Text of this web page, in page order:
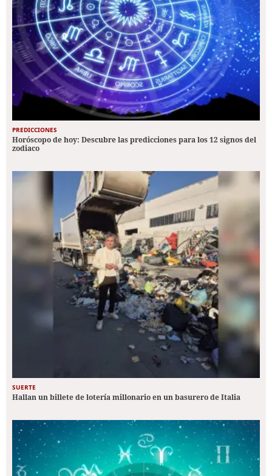
PREDICCIONES
Horóscopo de hoy: Descubre las predicciones para los 12 signos del
zodiaco
SUERTE
Hallan un billete de lotería millonario en un basurero de Italia